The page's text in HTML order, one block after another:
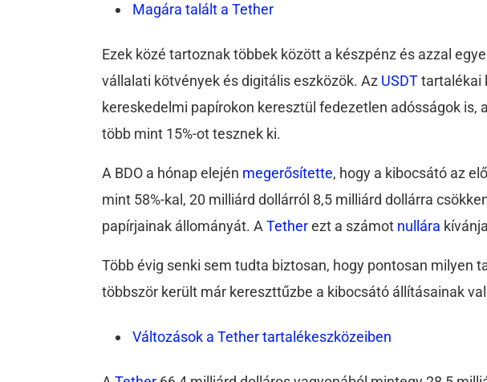
Magára talált a Tether
Ezek közé tartoznak többek között a készpénz és azzal
vállalati kötvények és digitális eszközök. Az USDTtartalékai
kereskedelmi papírokon keresztül fedezetlen adósságok is,
több mint 15%-ot tesznek ki.
A BDO a hónap elején megerősítette, hogy a kibocsátó az
mint 58%-kal, 20 milliárd dollárról 8,5 milliárd dollárra
papírjainak állományát. ATetherezt a számot nullára
Több évig senki sem tudta biztosan, hogy pontosan milyen
többször került már kereszttűzbe a kibocsátó állításainak
Változások a Tether tartalékeszközeiben